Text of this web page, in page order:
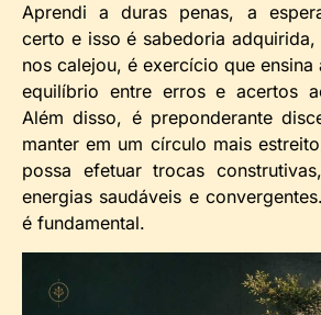
Aprendi a duras penas, a
certo e isso é sabedoria
nos calejou, é exercício que ensina
equilíbrio entre erros e acertos
Além disso, é preponderante
manter em um círculo mais
possa efetuar trocas
energias saudáveis e
é fundamental.